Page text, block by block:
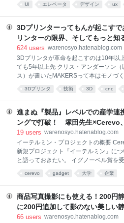
ブブランドって本来的には使い方がすご
UIアイディアコンテスト状態に。なんて
れど、どうにもデザインを提案してい
向性が皆して『ひらくボタンを目立た
しよう』という方向に。詳細はこちらの
年と使い込まれたエレベーターを見て
のほうが明らかに押されまくって印刷が
傷だらけになったりしているのをみん
うに。ひらくボタンは緊急性が高いから
UI エレベータ デザイン ux
3Dプリンターってもんが起こす
リンターの限界、そしてもっと知
ャズムを超えろ！
624 users warenosyo.hatenablog.com
3Dプリンタが革命を起こすのは10年以
ても5年以上先 クリス・アンダーソン（
ス）が書いたMAKERSって本はモノづ
をいい意味でバズらせてくれたので感謝
が、3Dプリンターを悪い意味でバズら
に正しいことを言っていて、読み手と
るメディアが曲解して悪い方向にいっ
でクリスに罪はないのだが。 あの本に書
プリンターというすごいテクノロジーが
こ数年で急速に進化している。今はま
しか使えない特定業務用の技術だが、
後に驚くような進化を遂げるだろうと予
万円も
3Dプリンタ 技術 3D cnc
進まぬ『製品』レベルでの産学連
ングで打破！ 塚田先生×Cerevo
向けて始動 - キャズムを超えろ！
19 users warenosyo.hatenablog.com
イーテルミン・プロジェクトの概要
新規プロジェクト『イーテルミン』に
と語っておきたい。 イグノーベル賞を
でも有名な塚田 浩二(Koji Tsukada)先生
Cerevoが連携して立ち上げたクラウド
イディアを現実的な価格の製品として
世界に向けて発売しようじゃないかとい
る。クラウドファンディングの仕組みに
cerevo gadget 大学 企業
商品写真撮影にも使える！200円
に200円追加して影のない美しい
ズムを超えろ！
66 users warenosyo.hatenablog.com